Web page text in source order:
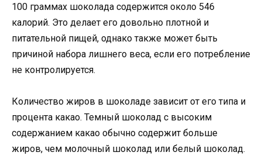
100 граммах шоколада содержится около 546
калорий. Это делает его довольно плотной и
питательной пищей, однако также может быть
причиной набора лишнего веса, если его потребление
не контролируется.
Количество жиров в шоколаде зависит от его типа и
процента какао. Темный шоколад с высоким
содержанием какао обычно содержит больше
жиров, чем молочный шоколад или белый шоколад.